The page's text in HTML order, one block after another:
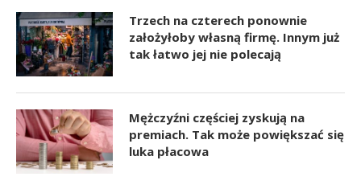
Trzech na czterech ponownie
założyłoby własną firmę. Innym już
tak łatwo jej nie polecają
Mężczyźni częściej zyskują na
premiach. Tak może powiększać się
luka płacowa